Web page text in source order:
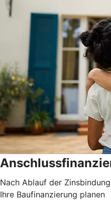
Nach Ablauf der
Ihre Baufinanzierung planen